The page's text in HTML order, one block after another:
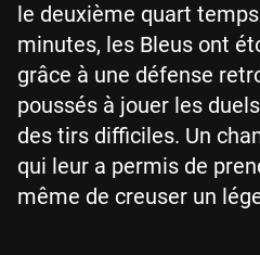
le deuxième quart
minutes, les Bleus ont
grâce à une défense
poussés à jouer les
des tirs difficiles. Un
qui leur a permis de
même de creuser un